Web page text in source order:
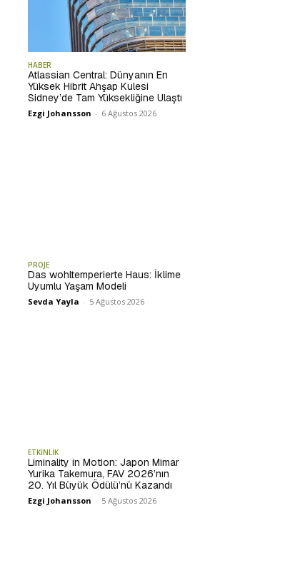
HABER
Atlassian Central: Dünyanın En
Yüksek Hibrit Ahşap Kulesi
Sidney’de Tam Yüksekliğine Ulaştı
Ezgi Johansson - 6 Ağustos 2026
PROJE
Das wohltemperierte Haus: İklime
Uyumlu Yaşam Modeli
Sevda Yayla - 5 Ağustos 2026
ETKİNLİK
Liminality in Motion: Japon Mimar
Yurika Takemura, FAV 2026’nın
20. Yıl Büyük Ödülü’nü Kazandı
Ezgi Johansson - 5 Ağustos 2026